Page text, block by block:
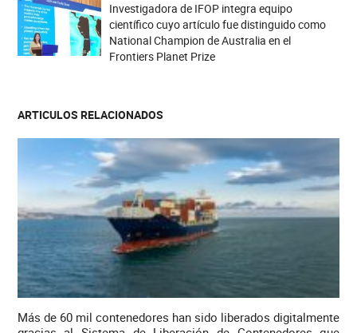
Investigadora de IFOP integra equipo
científico cuyo artículo fue distinguido como
National Champion de Australia en el
Frontiers Planet Prize
ARTICULOS RELACIONADOS
Más de 60 mil contenedores han sido liberados digitalmente